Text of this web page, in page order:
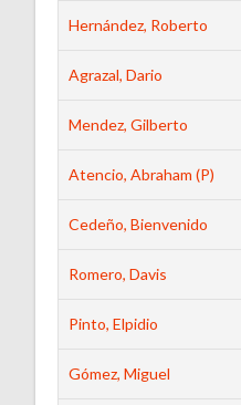
Hernández, Roberto
Agrazal, Dario
Mendez, Gilberto
Atencio, Abraham (P)
Cedeño, Bienvenido
Romero, Davis
Pinto, Elpidio
Gómez, Miguel